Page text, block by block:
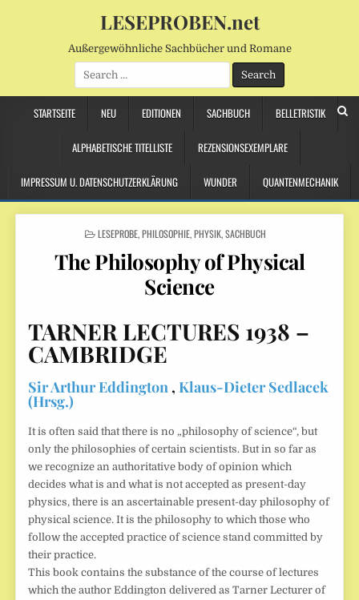
LESEPROBEN.net
Außergewöhnliche Sachbücher und Romane
Search
for:
STARTSEITE NEU EDITIONEN SACHBUCH BELLETRISTIK
ALPHABETISCHE TITELLISTE REZENSIONSEXEMPLARE
IMPRESSUM U. DATENSCHUTZERKLÄRUNG WUNDER QUANTENMECHANIK
POSTED
LESEPROBE,PHILOSOPHIE,PHYSIK,SACHBUCH
The Philosophy of Physical
Science
TARNER LECTURES 1938 –
CAMBRIDGE
Sir Arthur Eddington ,Klaus-Dieter Sedlacek
(Hrsg.)
It is often said that there is no „philosophy of science“, but
only the philosophies of certain scientists. But in so far as
we recognize an authoritative body of opinion which
decides what is and what is not accepted as present-day
physics, there is an ascertainable present-day philosophy of
physical science. It is the philosophy to which those who
follow the accepted practice of science stand committed by
their practice.
This book contains the substance of the course of lectures
which the author Eddington delivered as Tarner Lecturer of